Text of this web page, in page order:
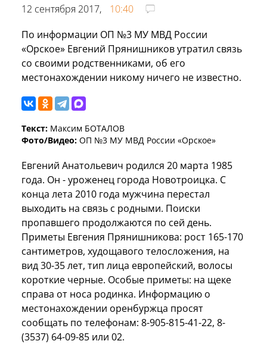
12 сентября 2017,
10:40
По информации ОП №3 МУ МВД России
«Орское» Евгений Прянишников утратил связь
со своими родственниками, об его
местонахождении никому ничего не известно.
Текст: Максим БОТАЛОВ
Фото/Видео: ОП №3 МУ МВД России «Орское»
Евгений Анатольевич родился 20 марта 1985
года. Он - уроженец города Новотроицка. С
конца лета 2010 года мужчина перестал
выходить на связь с родными. Поиски
пропавшего продолжаются по сей день.
Приметы Евгения Прянишникова: рост 165-170
сантиметров, худощавого телосложения, на
вид 30-35 лет, тип лица европейский, волосы
короткие черные. Особые приметы: на щеке
справа от носа родинка. Информацию о
местонахождении оренбуржца просят
сообщать по телефонам: 8-905-815-41-22, 8-
(3537) 64-09-85 или 02.